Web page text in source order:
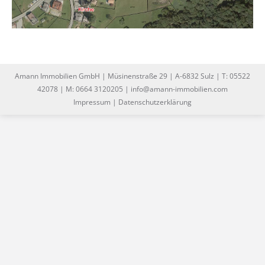
Amann Immobilien GmbH | Müsinenstraße 29 | A-6832 Sulz | T: 05522
42078 | M: 0664 3120205 | info@amann-immobilien.com
Impressum | Datenschutzerklärung